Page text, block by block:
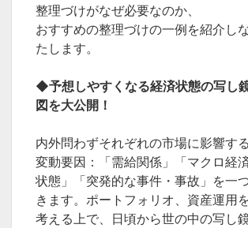
整理づけがなぜ必要なのか、
おすすめの整理づけの一例を紹介し
たします。
◆予想しやすくなる経済状態の写し
図を大公開！
内外問わずそれぞれの市場に影響す
変動要因：「需給関係」「マクロ経
状態」「突発的な事件・事故」を一
きます。ポートフォリオ、資産運用
考える上で、日頃から世の中の写し